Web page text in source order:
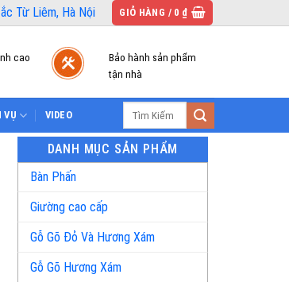
Từ Liêm, Hà Nội GIỎ HÀNG / 0 ₫
cao
Bảo hành sản phẩm
tận nhà
VỤ VIDEO
DANH MỤC SẢN PHẨM
Bàn Phấn
Giường cao cấp
Gỗ Gõ Đỏ Và Hương Xám
Gỗ Gõ Hương Xám